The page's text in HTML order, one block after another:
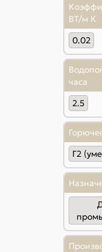
ВТ/м К
0.02
часа
2.5
Г2